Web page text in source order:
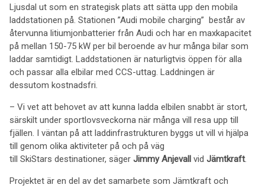
Ljusdal ut som en strategisk plats att sätta upp den mobila
laddstationen på. Stationen ”Audi mobile charging” består av
återvunna litiumjonbatterier från Audi och har en maxkapacitet
på mellan 150-75 kW per bil beroende av hur många bilar som
laddar samtidigt. Laddstationen är naturligtvis öppen för alla
och passar alla elbilar med CCS-uttag. Laddningen är
dessutom kostnadsfri.
– Vi vet att behovet av att kunna ladda elbilen snabbt är stort,
särskilt under sportlovsveckorna när många vill resa upp till
fjällen. I väntan på att laddinfrastrukturen byggs ut vill vi hjälpa
till genom olika aktiviteter på och på väg
till SkiStars destinationer, säger Jimmy Anjevall vid Jämtkraft.
Projektet är en del av det samarbete som Jämtkraft och